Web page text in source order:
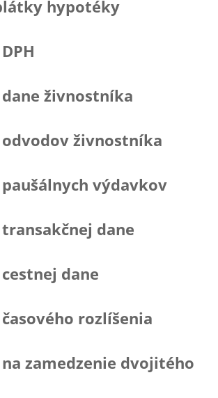
hypotéky
živnostníka
živnostníka
výdavkov
dane
dane
rozlíšenia
zamedzenie dvojitého